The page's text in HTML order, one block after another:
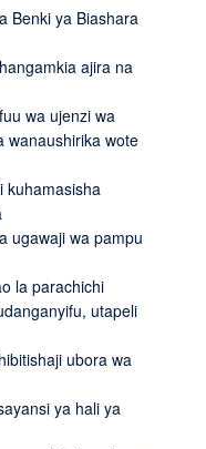
Benki ya Biashara
ajira na
wa ujenzi wa
wanaushirika wote
kuhamasisha
ugawaji wa pampu
la parachichi
utapeli
ubora wa
ya hali ya